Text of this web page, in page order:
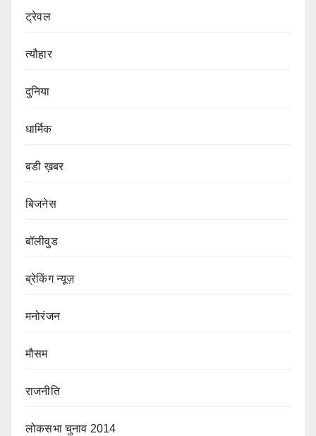
ट्रेवल
त्यौहार
दुनिया
धार्मिक
बडी ख़बर
बिजनेस
बॉलीवुड
ब्रेकिंग न्यूज़
मनोरंजन
मौसम
राजनीति
लोकसभा चुनाव 2014